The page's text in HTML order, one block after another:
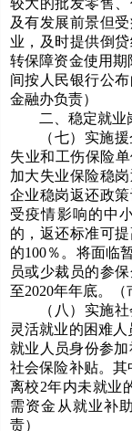
较大的批发零售
及有发展前景但
业，及时提供倒
转保障资金使用期
间按人民银行公
金融办负责）
二、稳定就业
（七）实施
失业和工伤保险
加大失业保险稳
企业稳岗返还政
受疫情影响的中
的，返还标准可
的100％。将面临
员或少裁员的参
至2020年年底。（
（八）实施
灵活就业的困难
就业人员身份参
社会保险补贴。其
离校2年内未就业
需资金从就业补
责）